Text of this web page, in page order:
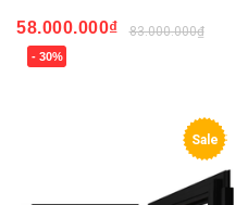
58.000.000₫ 83.000.000₫
- 30%
Sale